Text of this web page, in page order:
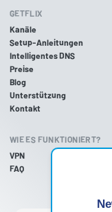
GETFLIX
Kanäle
Setup-Anleitungen
Intelligentes DNS
Preise
Blog
Unterstützung
Kontakt
WIE ES FUNKTIONIERT?
VPN
FAQ